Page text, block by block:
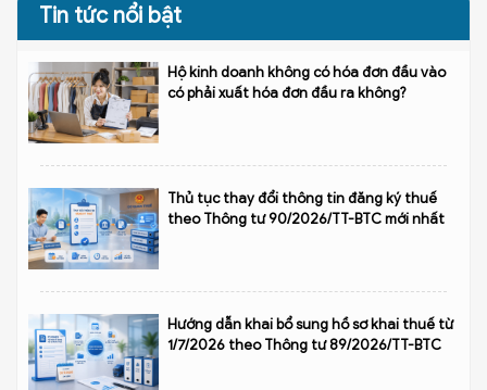
Tin tức nổi bật
Hộ kinh doanh không có hóa đơn đầu vào
có phải xuất hóa đơn đầu ra không?
Thủ tục thay đổi thông tin đăng ký thuế
theo Thông tư 90/2026/TT-BTC mới nhất
Hướng dẫn khai bổ sung hồ sơ khai thuế từ
1/7/2026 theo Thông tư 89/2026/TT-BTC